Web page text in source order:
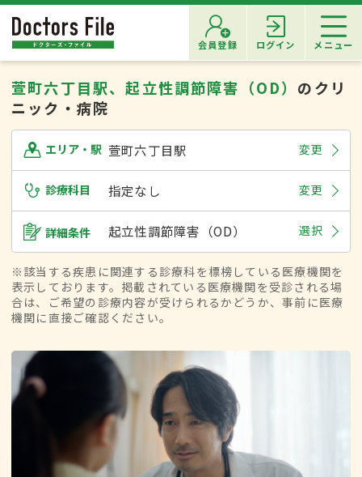
会員登録 ログイン メニュー
萱町六丁目駅、起立性調節障害（OD） のクリ
ニック・病院
エリア・駅 萱町六丁目駅 変更
診療科目 指定なし 変更
詳細条件 起立性調節障害（OD） 選択
※該当する疾患に関連する診療科を標榜している医療機関を
表示しております。掲載されている医療機関を受診される場
合は、ご希望の診療内容が受けられるかどうか、事前に医療
機関に直接ご確認ください。